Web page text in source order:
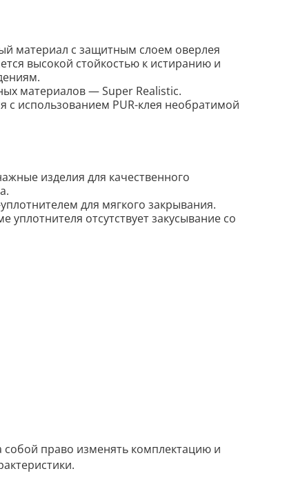
материал с защитным слоем оверлея
высокой стойкостью к истиранию и
материалов — Super Realistic.
с использованием PUR-клея необратимой
изделия для качественного
для мягкого закрывания.
уплотнителя отсутствует закусывание со
собой право изменять комплектацию и